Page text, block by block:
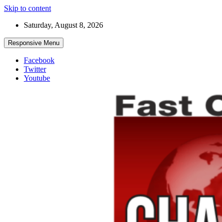
Skip to content
Saturday, August 8, 2026
Responsive Menu
Facebook
Twitter
Youtube